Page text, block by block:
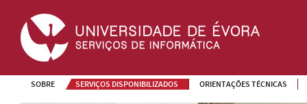
SOBRE SERVIÇOS DISPONIBILIZADOS ORIENTAÇÕES TÉCNICAS